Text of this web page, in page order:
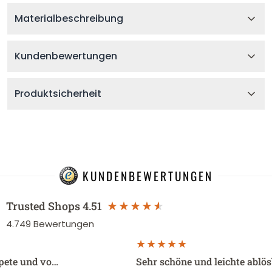
Materialbeschreibung
Kundenbewertungen
Produktsicherheit
KUNDENBEWERTUNGEN
Trusted Shops4.51
4.749 Bewertungen
und vo… Sehr schöne und leichte